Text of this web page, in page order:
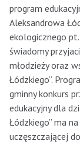
program
Aleksandrowa
ekologicznego
świadomy
młodzieży oraz
Łódzkiego”.
gminny konkurs
edukacyjny dla
Łódzkiego” ma
uczęszczającej